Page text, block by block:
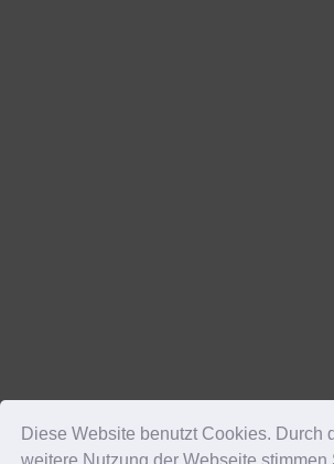
Diese Website benutzt Cookies. Durch
weitere Nutzung der Webseite stimmen